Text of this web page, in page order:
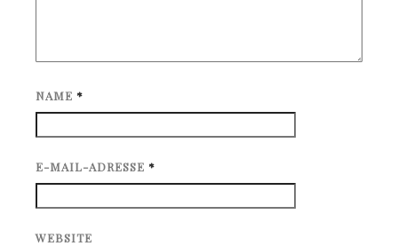
NAME *
E-MAIL-ADRESSE *
WEBSITE